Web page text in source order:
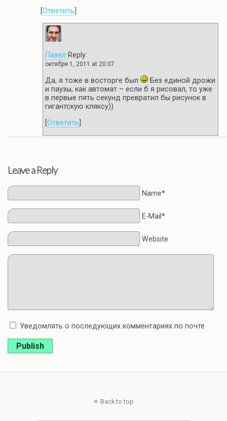
Ответить
Павел Reply:
октября 1, 2011 at 20:07
Да, я тоже в восторге был
Без единой дрожи
и паузы, как автомат – если б я рисовал, то уже
в первые пять секунд превратил бы рисунок в
гигантскую кляксу))
Ответить
Leave a Reply
Name*
E-Mail*
Website
Уведомлять о последующих комментариях по почте
Publish
Back to top